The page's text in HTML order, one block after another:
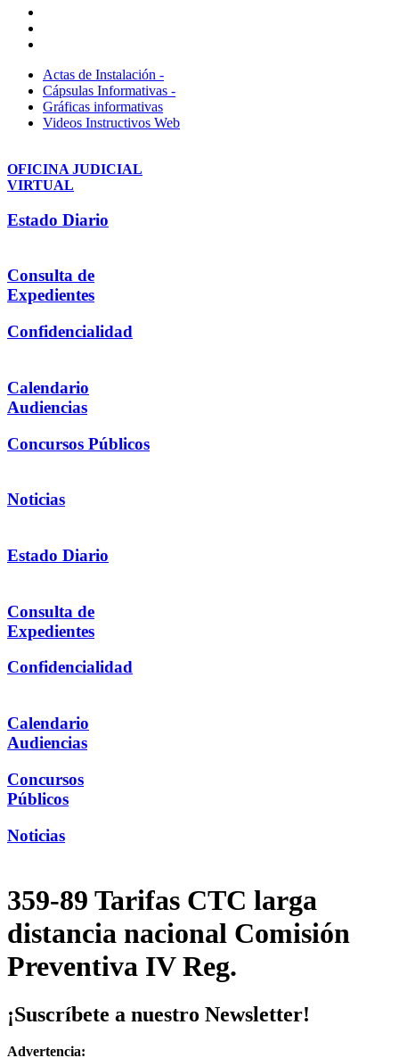
Actas de Instalación -
Cápsulas Informativas -
Gráficas informativas
Videos Instructivos Web
OFICINA JUDICIAL
VIRTUAL
Estado Diario
Consulta de
Expedientes
Confidencialidad
Calendario
Audiencias
Concursos Públicos
Noticias
Estado Diario
Consulta de
Expedientes
Confidencialidad
Calendario
Audiencias
Concursos
Públicos
Noticias
359-89 Tarifas CTC larga
distancia nacional Comisión
Preventiva IV Reg.
¡Suscríbete a nuestro Newsletter!
Advertencia: